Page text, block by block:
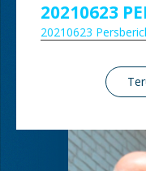
20210623
20210623